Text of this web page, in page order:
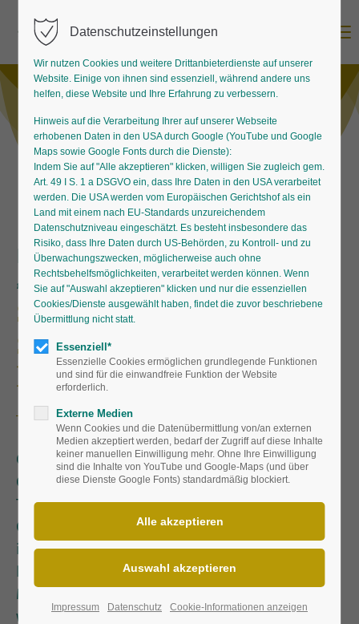
Blüten- und Blattschmuck für
„Problemstandorte“
Schmale Säume zu
Schmuckstücken werden
lassen
Ob an der Häuserwand, entlang der
Garagenauffahrt oder vor der halbverkahlten
Thuja-Hecke, es gibt sie auf nahezu jedem
Grundstück: schmale Flächen und Ecken, die
irgendwie lieblos wirken und die Schritte eher
beschleunigen als zum Verweilen einzuladen.
Meist werden sie hingenommen und möglichst
wenig beachtet – is‘ halt so, kann man nix
Datenschutzeinstellungen
Wir nutzen Cookies und weitere Drittanbieterdienste auf unserer
Website. Einige von ihnen sind essenziell, während andere uns
helfen, diese Website und Ihre Erfahrung zu verbessern.
Hinweis auf die Verarbeitung Ihrer auf unserer Webseite
erhobenen Daten in den USA durch Google (YouTube und Google
Maps sowie Google Fonts durch die Dienste):
Indem Sie auf "Alle akzeptieren" klicken, willigen Sie zugleich gem.
Art. 49 I S. 1 a DSGVO ein, dass Ihre Daten in den USA verarbeitet
werden. Die USA werden vom Europäischen Gerichtshof als ein
Land mit einem nach EU-Standards unzureichendem
Datenschutzniveau eingeschätzt. Es besteht insbesondere das
Risiko, dass Ihre Daten durch US-Behörden, zu Kontroll- und zu
Überwachungszwecken, möglicherweise auch ohne
Rechtsbehelfsmöglichkeiten, verarbeitet werden können. Wenn
Sie auf "Auswahl akzeptieren" klicken und nur die essenziellen
Cookies/Dienste ausgewählt haben, findet die zuvor beschriebene
Übermittlung nicht statt.
Essenziell*
Essenzielle Cookies ermöglichen grundlegende Funktionen
und sind für die einwandfreie Funktion der Website
erforderlich.
Externe Medien
Wenn Cookies und die Datenübermittlung von/an externen
Medien akzeptiert werden, bedarf der Zugriff auf diese Inhalte
keiner manuellen Einwilligung mehr. Ohne Ihre Einwilligung
sind die Inhalte von YouTube und Google-Maps (und über
diese Dienste Google Fonts) standardmäßig blockiert.
Impressum Datenschutz Cookie-Informationen anzeigen